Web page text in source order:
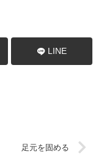
LINE
足元を固める